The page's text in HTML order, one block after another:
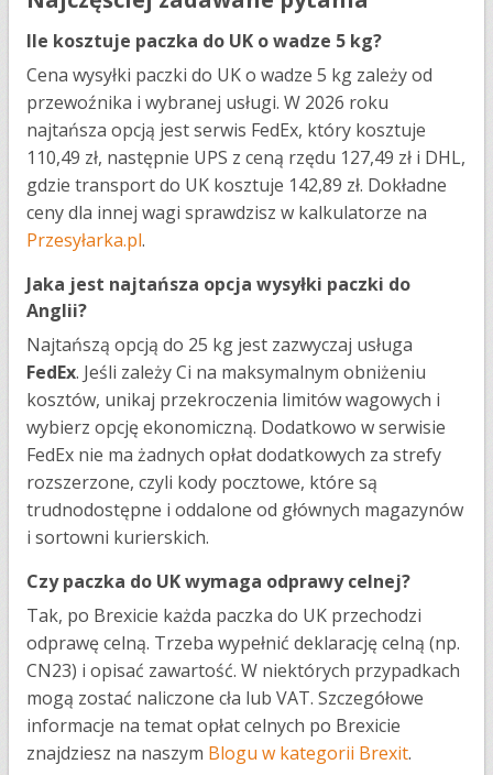
Ile kosztuje paczka do UK o wadze 5 kg?
Cena wysyłki paczki do UK o wadze 5 kg zależy od
przewoźnika i wybranej usługi. W 2026 roku
najtańsza opcją jest serwis FedEx, który kosztuje
110,49 zł, następnie UPS z ceną rzędu 127,49 zł i DHL,
gdzie transport do UK kosztuje 142,89 zł. Dokładne
ceny dla innej wagi sprawdzisz w kalkulatorze na
Przesyłarka.pl.
Jaka jest najtańsza opcja wysyłki paczki do
Anglii?
Najtańszą opcją do 25 kg jest zazwyczaj usługa
FedEx. Jeśli zależy Ci na maksymalnym obniżeniu
kosztów, unikaj przekroczenia limitów wagowych i
wybierz opcję ekonomiczną. Dodatkowo w serwisie
FedEx nie ma żadnych opłat dodatkowych za strefy
rozszerzone, czyli kody pocztowe, które są
trudnodostępne i oddalone od głównych magazynów
i sortowni kurierskich.
Czy paczka do UK wymaga odprawy celnej?
Tak, po Brexicie każda paczka do UK przechodzi
odprawę celną. Trzeba wypełnić deklarację celną (np.
CN23) i opisać zawartość. W niektórych przypadkach
mogą zostać naliczone cła lub VAT. Szczegółowe
informacje na temat opłat celnych po Brexicie
znajdziesz na naszym Blogu w kategorii Brexit.